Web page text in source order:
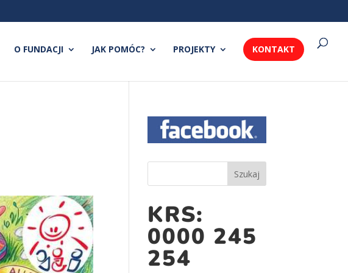
O FUNDACJI JAK POMÓC? PROJEKTY KONTAKT
KRS:
0000 245
254